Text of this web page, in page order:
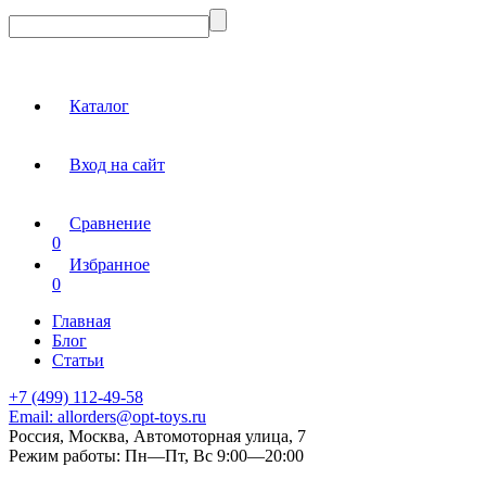
Каталог
Вход на сайт
Сравнение
0
Избранное
0
Главная
Блог
Статьи
+7 (499) 112-49-58
Email: allorders@opt-toys.ru
Россия, Москва, Автомоторная улица, 7
Режим работы: Пн—Пт, Вс 9:00—20:00